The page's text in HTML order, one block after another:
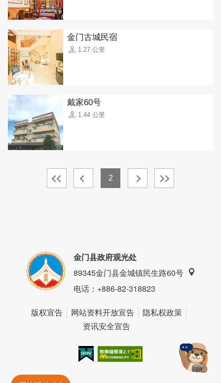
金门古城民宿
1.27 公里
戴家60号
1.44 公里
2
金门县政府观光处
89345金门县金城镇民生路60号
电话：+886-82-318823
版权宣告 网站资料开放宣告
隐私权政策
资讯安全宣告